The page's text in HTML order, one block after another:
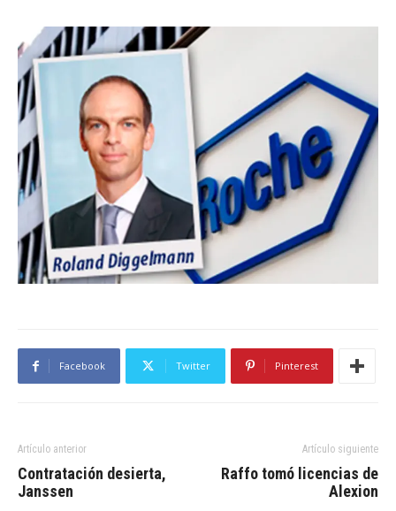
Facebook Twitter Pinterest
Artículo anterior
Contratación desierta,
Janssen
Artículo siguiente
Raffo tomó licencias de
Alexion